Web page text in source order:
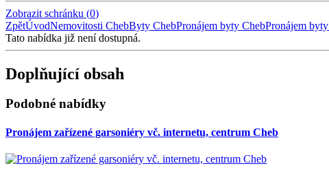
Zobrazit schránku (0)
ZpětÚvodNemovitosti ChebByty ChebPronájem byty ChebPronájem
Tato nabídka již není dostupná.
Doplňující obsah
Podobné nabídky
Pronájem zařízené garsoniéry vč. internetu, centrum Cheb